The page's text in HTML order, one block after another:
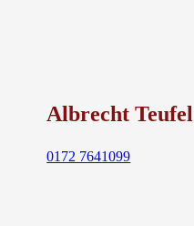
Albrecht Teufel
0172 7641099